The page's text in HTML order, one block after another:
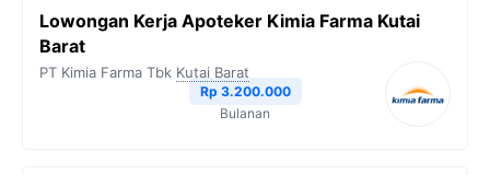
o
o
e
r
r
a
A
p
i
k
Lowongan Kerja Apoteker Kimia Farma Kutai
Barat
PT Kimia Farma Tbk Kutai Barat
Rp 3.200.000
Bulanan